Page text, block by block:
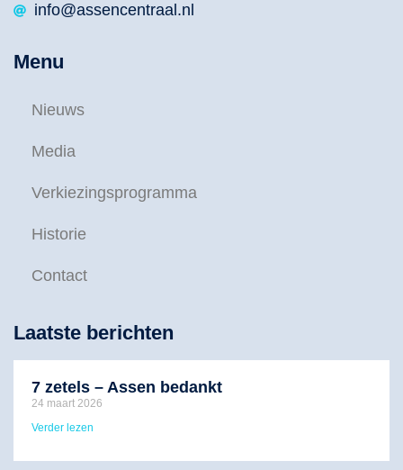
info@assencentraal.nl
Menu
Nieuws
Media
Verkiezingsprogramma
Historie
Contact
Laatste berichten
7 zetels – Assen bedankt
24 maart 2026
Verder lezen